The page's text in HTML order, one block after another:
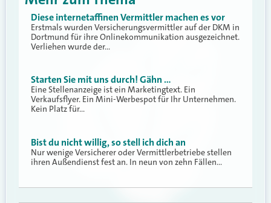
Diese internetaffinen Vermittler machen es vor
Erstmals wurden Versicherungsvermittler auf der DKM in
Dortmund für ihre Onlinekommunikation ausgezeichnet.
Verliehen wurde der…
Starten Sie mit uns durch! Gähn …
Eine Stellenanzeige ist ein Marketingtext. Ein
Verkaufsflyer. Ein Mini-Werbespot für Ihr Unternehmen.
Kein Platz für…
Bist du nicht willig, so stell ich dich an
Nur wenige Versicherer oder Vermittlerbetriebe stellen
ihren Außendienst fest an. In neun von zehn Fällen…